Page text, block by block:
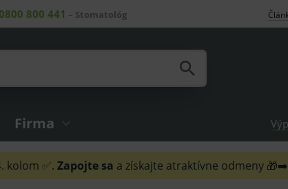
0800 800 441 – Stomatológ
Firma
kolom ✅. Zapojte sa a získajte atraktívne odmeny 🎁➡️